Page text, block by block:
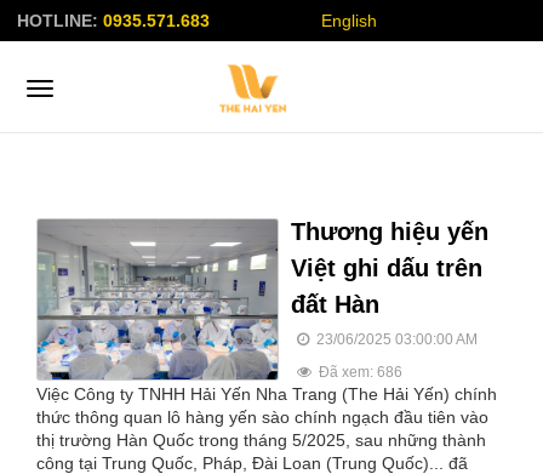
HOTLINE: 0935.571.683 English
Thương hiệu yến
Việt ghi dấu trên
đất Hàn
23/06/2025 03:00:00 AM
Đã xem: 686
Việc Công ty TNHH Hải Yến Nha Trang (The Hải Yến) chính
thức thông quan lô hàng yến sào chính ngạch đầu tiên vào
thị trường Hàn Quốc trong tháng 5/2025, sau những thành
công tại Trung Quốc, Pháp, Đài Loan (Trung Quốc)... đã